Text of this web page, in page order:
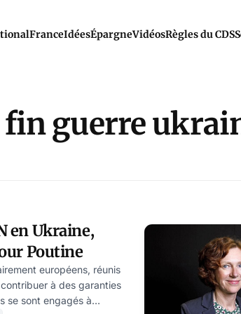
FranceIdéesÉpargneVidéosRègles du CDS
fin guerre
en Ukraine,
Poutine
européens, réunis
à des garanties
se sont engagés à